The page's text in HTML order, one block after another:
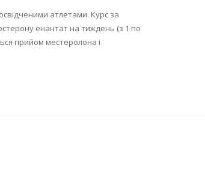
атлетами. Курс за
енантат на тиждень (з 1 по
прийом местеролона і